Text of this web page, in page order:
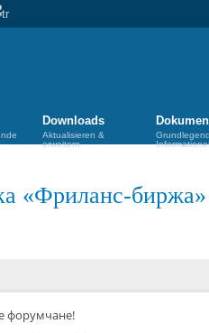
Downloads
Aktualisieren &
erweitern
«Фриланс-биржа»
форумчане!